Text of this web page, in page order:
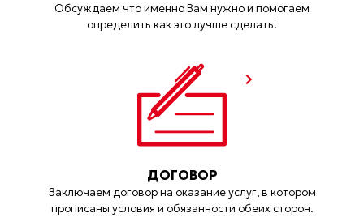
Обсуждаем что именно Вам нужно и помогаем
определить как это лучше сделать!
ДОГОВОР
Заключаем договор на оказание услуг, в котором
прописаны условия и обязанности обеих сторон.